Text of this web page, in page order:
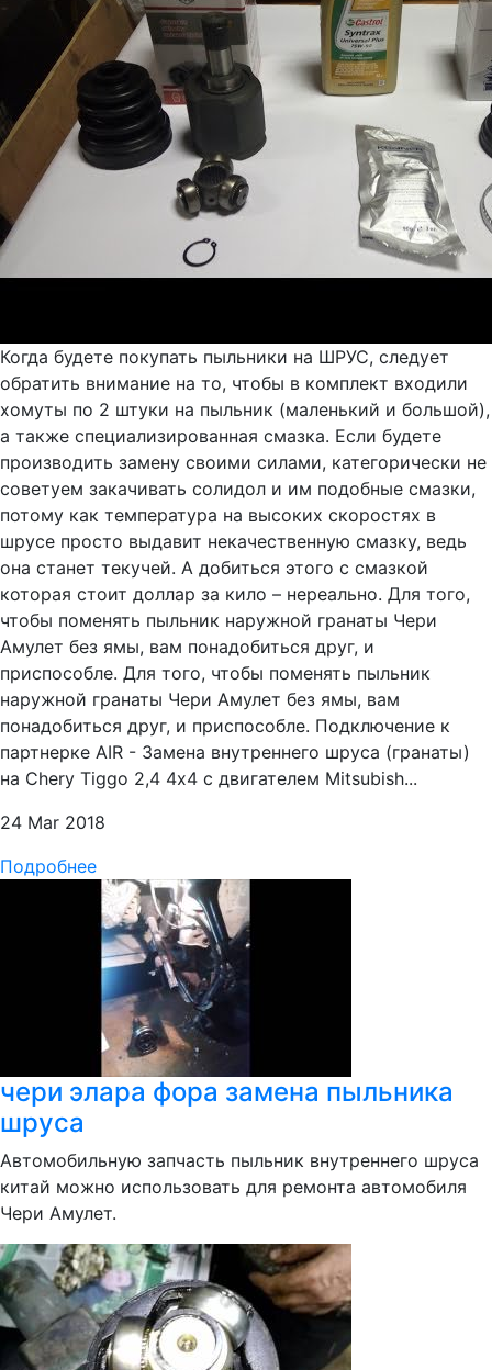
Когда будете покупать пыльники на ШРУС, следует
обратить внимание на то, чтобы в комплект входили
хомуты по 2 штуки на пыльник (маленький и большой),
а также специализированная смазка. Если будете
производить замену своими силами, категорически не
советуем закачивать солидол и им подобные смазки,
потому как температура на высоких скоростях в
шрусе просто выдавит некачественную смазку, ведь
она станет текучей. А добиться этого с смазкой
которая стоит доллар за кило – нереально. Для того,
чтобы поменять пыльник наружной гранаты Чери
Амулет без ямы, вам понадобиться друг, и
приспособле. Для того, чтобы поменять пыльник
наружной гранаты Чери Амулет без ямы, вам
понадобиться друг, и приспособле. Подключение к
партнерке AIR - Замена внутреннего шруса (гранаты)
на Chery Tiggo 2,4 4х4 с двигателем Mitsubish...
24 Mar 2018
Подробнее
чери элара фора замена пыльника
шруса
Автомобильную запчасть пыльник внутреннего шруса
китай можно использовать для ремонта автомобиля
Чери Амулет.